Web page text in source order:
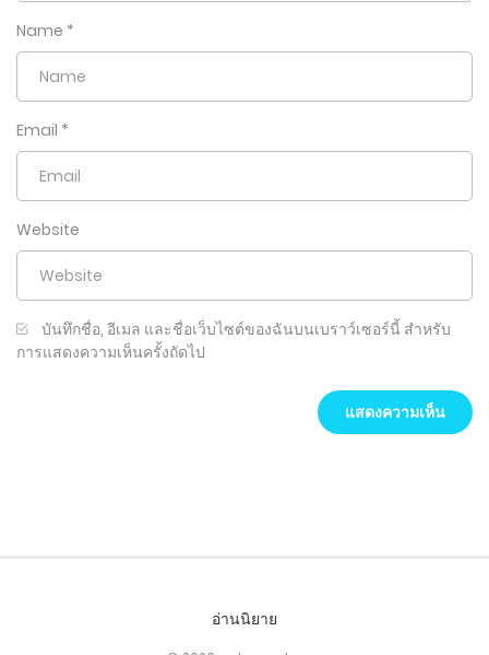
Name *
Email *
Website
บันทึกชื่อ, อีเมล และชื่อเว็บไซต์ของฉันบนเบราว์เซอร์นี้ สำหรับ
การแสดงความเห็นครั้งถัดไป
อ่านนิยาย